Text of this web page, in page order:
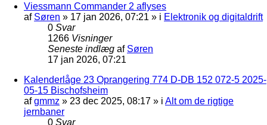
Viessmann Commander 2 aflyses
af Søren » 17 jan 2026, 07:21 » i Elektronik og digitaldrift
0 Svar
1266 Visninger
Seneste indlæg af Søren
17 jan 2026, 07:21
Kalenderlåge 23 Oprangering 774 D-DB 152 072-5 2025-
05-15 Bischofsheim
afgmmz » 23 dec 2025, 08:17 » i Alt om de rigtige
jernbaner
0 Svar